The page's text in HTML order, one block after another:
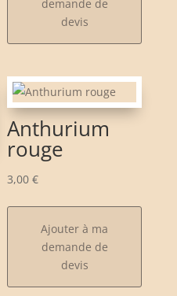
demande de
devis
Anthurium
rouge
3,00€
Ajouter à ma
demande de
devis